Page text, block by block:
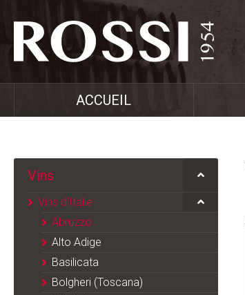
ACCUEIL
Vins
Vins d'Italie
Abruzzo
Alto Adige
Basilicata
Bolgheri (Toscana)